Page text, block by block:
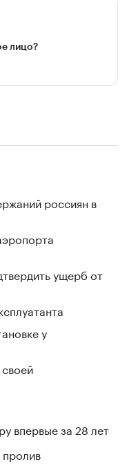
лицо?
россиян в
ущерб от
у
впервые за 28 лет
пролив